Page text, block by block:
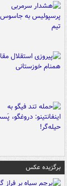
برگزیده عکس